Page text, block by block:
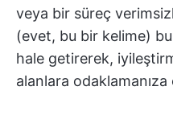
veya bir süreç
(evet, bu bir kelime)
hale getirerek,
alanlara odaklamanıza